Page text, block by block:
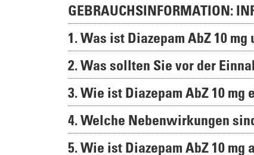
GEBRAUCHSINFORMATION:
1. Was ist Diazepam AbZ 10
2. Was sollten Sie vor der
3. Wie ist Diazepam AbZ 10 mg
4. Welche Nebenwirkungen
5. Wie ist Diazepam AbZ 10 mg